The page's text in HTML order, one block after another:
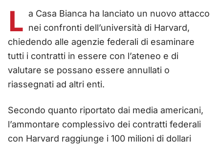
L a Casa Bianca ha lanciato un nuovo attacco
nei confronti dell’università di Harvard,
chiedendo alle agenzie federali di esaminare
tutti i contratti in essere con l’ateneo e di
valutare se possano essere annullati o
riassegnati ad altri enti.
Secondo quanto riportato dai media americani,
l’ammontare complessivo dei contratti federali
con Harvard raggiunge i 100 milioni di dollari